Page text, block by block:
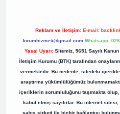
Reklam ve İletişim: E-mail:
forumhizmeti@gmail.com Whatsapp:
Yasal Uyarı: Sitemiz, 5651 Sayılı
İletişim Kurumu (BTK) tarafından
vermektedir. Bu nedenle, sitedeki
araştırma yükümlülüğümüz
içeriklerin sorumluluğunu taşımakta
kabul etmiş sayılırlar. Bu internet
şahıs şirketi ile hiçbir bağlantısı